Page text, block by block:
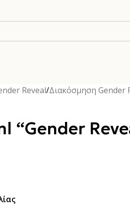
Reveal Διακόσμηση Gender
“Gender